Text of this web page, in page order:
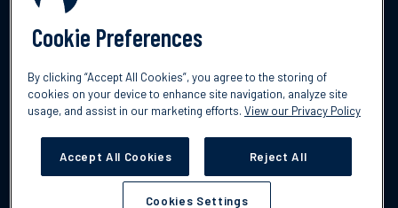
Español
responsabilité
Cookie Preferences
By clicking “Accept All Cookies”, you agree to the storing of
cookies on your device to enhance site navigation, analyze site
usage, and assist in our marketing efforts. View our Privacy Policy
Accept All Cookies Reject All
Cookies Settings